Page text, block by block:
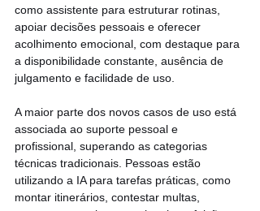
como assistente para estruturar rotinas,
apoiar decisões pessoais e oferecer
acolhimento emocional, com destaque para
a disponibilidade constante, ausência de
julgamento e facilidade de uso.
A maior parte dos novos casos de uso está
associada ao suporte pessoal e
profissional, superando as categorias
técnicas tradicionais. Pessoas estão
utilizando a IA para tarefas práticas, como
montar itinerários, contestar multas,